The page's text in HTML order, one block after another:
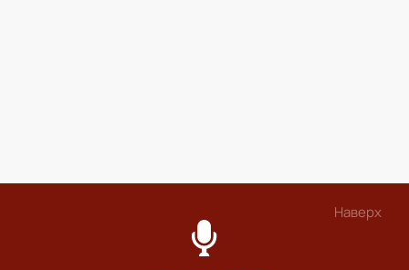
Наверх